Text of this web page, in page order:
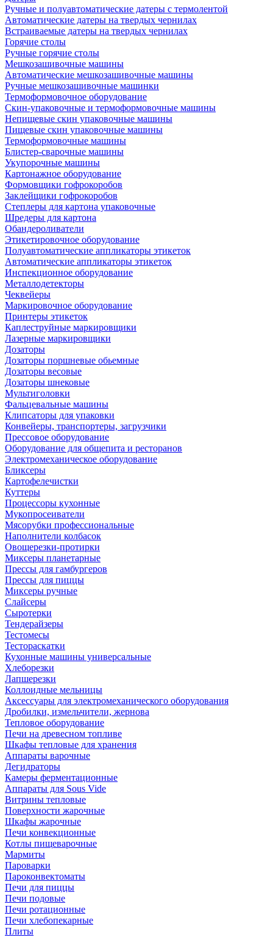
Ручные и полуавтоматические датеры с термолентой
Автоматические датеры на твердых чернилах
Встраиваемые датеры на твердых чернилах
Горячие столы
Ручные горячие столы
Мешкозашивочные машины
Автоматические мешкозашивочные машины
Ручные мешкозашивочные машинки
Термоформовочное оборудование
Скин-упаковочные и термоформовочные машины
Непищевые скин упаковочные машины
Пищевые скин упаковочные машины
Термоформовочные машины
Блистер-сварочные машины
Укупорочные машины
Картонажное оборудование
Формовщики гофрокоробов
Заклейщики гофрокоробов
Степлеры для картона упаковочные
Шредеры для картона
Обандероливатели
Этикетировочное оборудование
Полуавтоматические аппликаторы этикеток
Автоматические аппликаторы этикеток
Инспекционное оборудование
Металлодетекторы
Чеквейеры
Маркировочное оборудование
Принтеры этикеток
Каплеструйные маркировщики
Лазерные маркировщики
Дозаторы
Дозаторы поршневые обьемные
Дозаторы весовые
Дозаторы шнековые
Мультиголовки
Фальцевальные машины
Клипсаторы для упаковки
Конвейеры, транспортеры, загрузчики
Прессовое оборудование
Оборудование для общепита и ресторанов
Электромеханическое оборудование
Бликсеры
Картофелечистки
Куттеры
Процессоры кухонные
Мукопросеиватели
Мясорубки профессиональные
Наполнители колбасок
Овощерезки-протирки
Миксеры планетарные
Прессы для гамбургеров
Прессы для пиццы
Миксеры ручные
Слайсеры
Сыротерки
Тендерайзеры
Тестомесы
Тестораскатки
Кухонные машины универсальные
Хлеборезки
Лапшерезки
Коллоидные мельницы
Аксессуары для электромеханического оборудования
Дробилки, измельчители, жернова
Тепловое оборудование
Печи на древесном топливе
Шкафы тепловые для хранения
Аппараты варочные
Дегидраторы
Камеры ферментационные
Аппараты для Sous Vide
Витрины тепловые
Поверхности жарочные
Шкафы жарочные
Печи конвекционные
Котлы пищеварочные
Мармиты
Пароварки
Пароконвектоматы
Печи для пиццы
Печи подовые
Печи ротационные
Печи хлебопекарные
Плиты